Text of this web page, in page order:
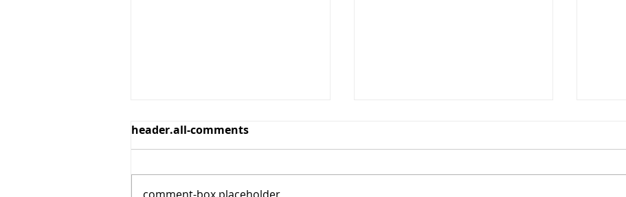
header.all-comments